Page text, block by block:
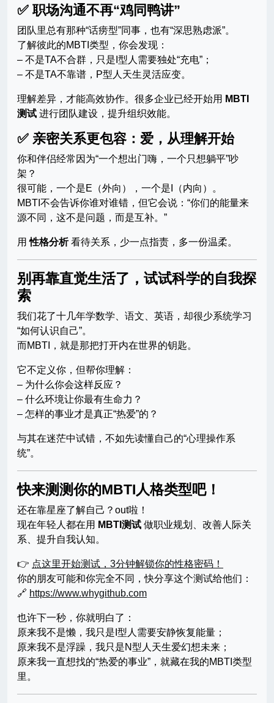
✅ 职场沟通不再“鸡同鸭讲”
团队里总有那种“话痨型”同事，也有“深思熟虑派”。
了解彼此的MBTI类型，你会发现：
– 不是TA不合群，只是I型人需要独处“充电”；
– 不是TA不靠谱，P型人天生灵活应变。
理解差异，才能高效协作。很多企业已经开始用 MBTI
测试 进行团队建设，提升组织效能。
✅ 亲密关系更包容：爱，从理解开始
你和伴侣经常因为“一个想出门嗨，一个只想躺平”吵
架？
很可能，一个是E（外向），一个是I（内向）。
MBTI不会告诉你谁对谁错，但它会说：“你们的能量来
源不同，这不是问题，而是互补。”
用性格分析看待关系，少一点指责，多一份温柔。
别再靠直觉生活了，试试科学的自我探
索
我们花了十几年学数学、语文、英语，却很少系统学习
“如何认识自己”。
而MBTI，就是那把打开内在世界的钥匙。
它不定义你，但帮你理解：
– 为什么你会这样反应？
– 什么环境让你最有生命力？
– 怎样的事业才是真正“热爱”的？
与其在迷茫中试错，不如先读懂自己的“心理操作系
统”。
快来测测你的MBTI人格类型吧！
还在靠星座了解自己？out啦！
现在年轻人都在用 MBTI测试 做职业规划、改善人际关
系、提升自我认知。
👉 点这里开始测试，3分钟解锁你的性格密码！
你的朋友可能和你完全不同，快分享这个测试给他们：
🔗 https://www.whygithub.com
也许下一秒，你就明白了：
原来我不是懒，我只是I型人需要安静恢复能量；
原来我不是浮躁，我只是N型人天生爱幻想未来；
原来我一直想找的“热爱的事业”，就藏在我的MBTI类型
里。